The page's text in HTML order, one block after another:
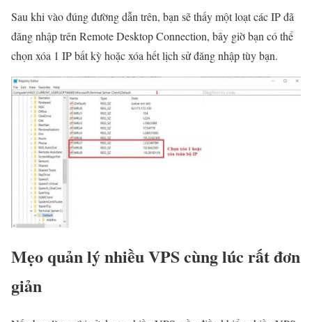
Sau khi vào đúng đường dẫn trên, bạn sẽ thấy một loạt các IP đã
đăng nhập trên Remote Desktop Connection, bây giờ bạn có thể
chọn xóa 1 IP bất kỳ hoặc xóa hết lịch sử đăng nhập tùy bạn.
Mẹo quản lý nhiều VPS cùng lúc rất đơn
giản